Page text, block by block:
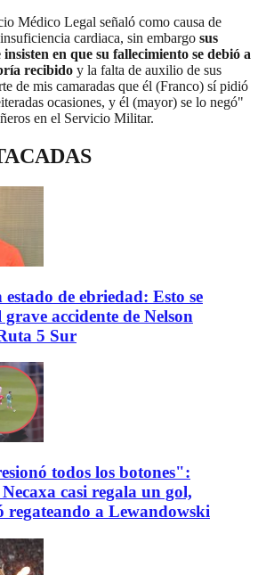
Médico Legal señaló como causa de
cardiaca, sin embargo sus
en que su fallecimiento se debió a
recibido y la falta de auxilio de sus
de mis camaradas que él (Franco) sí pidió
ocasiones, y él (mayor) se lo negó"
en el Servicio Militar.
de ebriedad: Esto se
grave accidente de Nelson
5 Sur
todos los botones":
casi regala un gol,
regateando a Lewandowski